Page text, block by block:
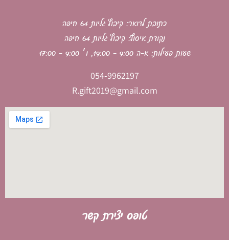
כתובת לדואר: קיבוץ גליות 64 חיפה
נקודת איסוף: קיבוץ גליות 64 חיפה
שעות פעילות: א-ה 9:00 - 19:00, ו׳ 9:00 - 17:00
054-9962197
R.gift2019@gmail.com
טופס יצירת קשר